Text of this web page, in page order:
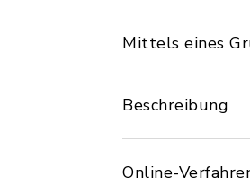
Mittels eines
Beschreibung
Online-